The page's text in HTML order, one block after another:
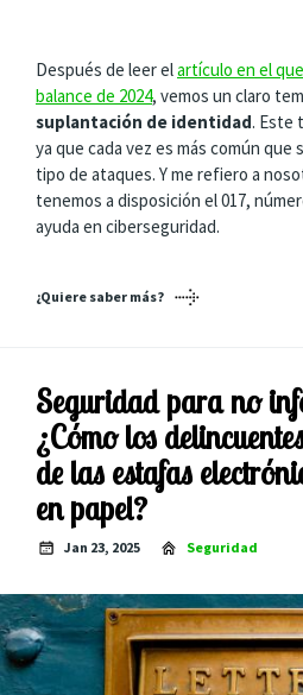
Después de leer elartículo en el
balance de 2024, vemos un claro
suplantación de identidad. Este
ya que cada vez es más común que
tipo de ataques. Y me refiero a
tenemos a disposición el 017,
ayuda en ciberseguridad.
¿Quiere saber más?
Seguridad para no
¿Cómo los
de las estafas
en papel?
Jan 23, 2025 Seguridad